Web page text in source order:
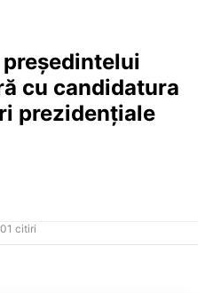
cu candidatura
prezidențiale
citiri